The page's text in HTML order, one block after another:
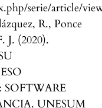
serie/article/
R., Ponce
J. (2020).
SOFTWARE
UNESUM